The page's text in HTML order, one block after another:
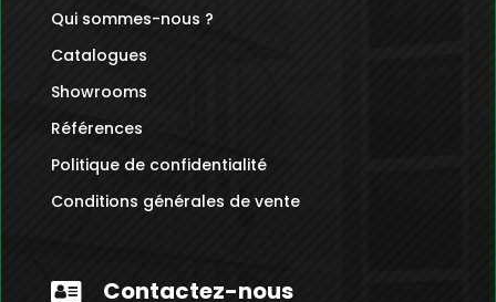
Qui sommes-nous ?
Catalogues
Showrooms
Références
Politique de confidentialité
Conditions générales de vente
 Contactez-nous